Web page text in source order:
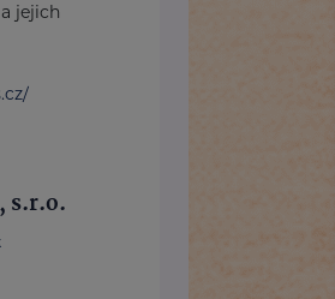
jejich
s.r.o.